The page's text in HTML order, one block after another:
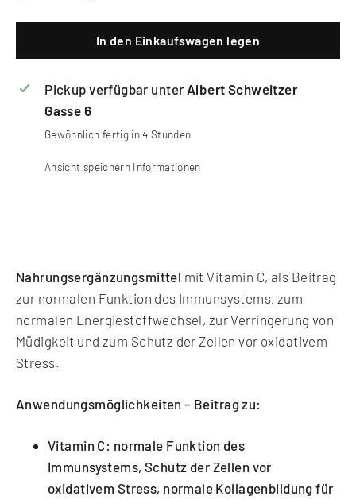
In den Einkaufswagen legen
Pickup verfügbar unter Albert Schweitzer
Gasse 6
Gewöhnlich fertig in 4 Stunden
Ansicht speichern Informationen
Nahrungsergänzungsmittel mit Vitamin C, als Beitrag
zur normalen Funktion des Immunsystems, zum
normalen Energiestoffwechsel, zur Verringerung von
Müdigkeit und zum Schutz der Zellen vor oxidativem
Stress.
Anwendungsmöglichkeiten – Beitrag zu:
Vitamin C: normale Funktion des
Immunsystems, Schutz der Zellen vor
oxidativem Stress, normale Kollagenbildung für